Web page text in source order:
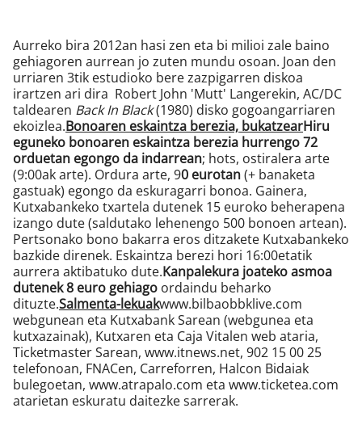
Aurreko bira 2012an hasi zen eta bi milioi zale baino
gehiagoren aurrean jo zuten mundu osoan. Joan den
urriaren 3tik estudioko bere zazpigarren diskoa
irartzen ari dira Robert John 'Mutt' Langerekin, AC/DC
taldearen Back In Black(1980) disko gogoangarriaren
ekoizlea.Bonoaren eskaintza berezia, bukatzearHiru
eguneko bonoaren eskaintza berezia hurrengo 72
orduetan egongo da indarrean; hots, ostiralera arte
(9:00ak arte). Ordura arte, 90 eurotan(+ banaketa
gastuak) egongo da eskuragarri bonoa. Gainera,
Kutxabankeko txartela dutenek 15 euroko beherapena
izango dute (saldutako lehenengo 500 bonoen artean).
Pertsonako bono bakarra eros ditzakete Kutxabankeko
bazkide direnek. Eskaintza berezi hori 16:00etatik
aurrera aktibatuko dute.Kanpalekura joateko asmoa
dutenek 8 euro gehiago ordaindu beharko
dituzte.Salmenta-lekuakwww.bilbaobbklive.com
webgunean eta Kutxabank Sarean (webgunea eta
kutxazainak), Kutxaren eta Caja Vitalen web ataria,
Ticketmaster Sarean, www.itnews.net, 902 15 00 25
telefonoan, FNACen, Carreforren, Halcon Bidaiak
bulegoetan, www.atrapalo.com eta www.ticketea.com
atarietan eskuratu daitezke sarrerak.